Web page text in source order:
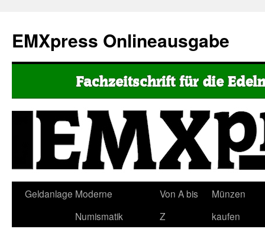
EMXpress Onlineausgabe
Geldanlage Moderne
Numismatik
Von A bis
Z
Münzen
kaufen